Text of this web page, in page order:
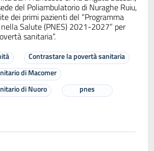
del Poliambulatorio di Nuraghe Ruiu,
dei primi pazienti del “Programma
Salute (PNES) 2021-2027” per
sanitaria”.
Contrastare la povertà sanitaria
di Macomer
di Nuoro
pnes